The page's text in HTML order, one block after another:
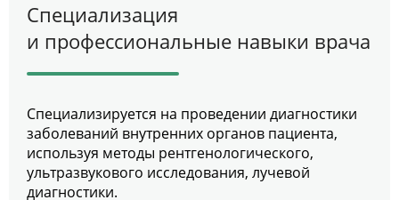
Специализация
и профессиональные навыки врача
Специализируется на проведении диагностики
заболеваний внутренних органов пациента,
используя методы рентгенологического,
ультразвукового исследования, лучевой
диагностики.